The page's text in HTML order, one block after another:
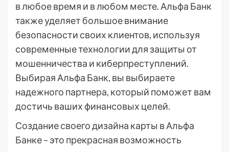
в любое время и в любом месте. Альфа Банк
также уделяет большое внимание
безопасности своих клиентов, используя
современные технологии для защиты от
мошенничества и киберпреступлений.
Выбирая Альфа Банк, вы выбираете
надежного партнера, который поможет вам
достичь ваших финансовых целей.
Создание своего дизайна карты в Альфа
Банке – это прекрасная возможность